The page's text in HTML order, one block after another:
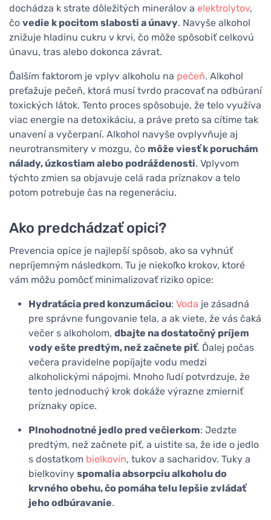
dochádza k strate dôležitých minerálov a elektrolytov,
čo vedie k pocitom slabosti a únavy. Navyše alkohol
znižuje hladinu cukru v krvi, čo môže spôsobiť celkovú
únavu, tras alebo dokonca závrat.
Ďalším faktorom je vplyv alkoholu na pečeň. Alkohol
preťažuje pečeň, ktorá musí tvrdo pracovať na odbúraní
toxických látok. Tento proces spôsobuje, že telo využíva
viac energie na detoxikáciu, a práve preto sa cítime tak
unavení a vyčerpaní. Alkohol navyše ovplyvňuje aj
neurotransmitery v mozgu, čo môže viesť k poruchám
nálady, úzkostiam alebo podráždenosti. Vplyvom
týchto zmien sa objavuje celá rada príznakov a telo
potom potrebuje čas na regeneráciu.
Ako predchádzať opici?
Prevencia opice je najlepší spôsob, ako sa vyhnúť
nepríjemným následkom. Tu je niekoľko krokov, ktoré
vám môžu pomôcť minimalizovať riziko opice:
Hydratácia pred konzumáciou: Voda je zásadná
pre správne fungovanie tela, a ak viete, že vás čaká
večer s alkoholom, dbajte na dostatočný príjem
vody ešte predtým, než začnete piť. Ďalej počas
večera pravidelne popíjajte vodu medzi
alkoholickými nápojmi. Mnoho ľudí potvrdzuje, že
tento jednoduchý krok dokáže výrazne zmierniť
príznaky opice.
Plnohodnotné jedlo pred večierkom: Jedzte
predtým, než začnete piť, a uistite sa, že ide o jedlo
s dostatkom bielkovín, tukov a sacharidov. Tuky a
bielkoviny spomalia absorpciu alkoholu do
krvného obehu, čo pomáha telu lepšie zvládať
jeho odbúravanie.